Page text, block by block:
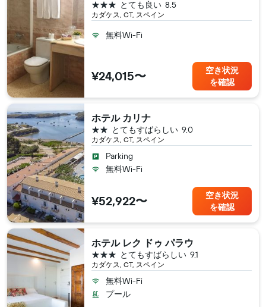
カダケス, CT, スペイン
8.5
とても良い
3つ星
無料Wi-Fi
¥24,015〜
空き状況
を確認
ホテル カリナ
カダケス, CT, スペイン
9.0
とてもすばらしい
2つ星
Parking
無料Wi-Fi
¥52,922〜
空き状況
を確認
ホテル レク ドゥ パラウ
カダケス, CT, スペイン
9.1
とてもすばらしい
3つ星
無料Wi-Fi
プール